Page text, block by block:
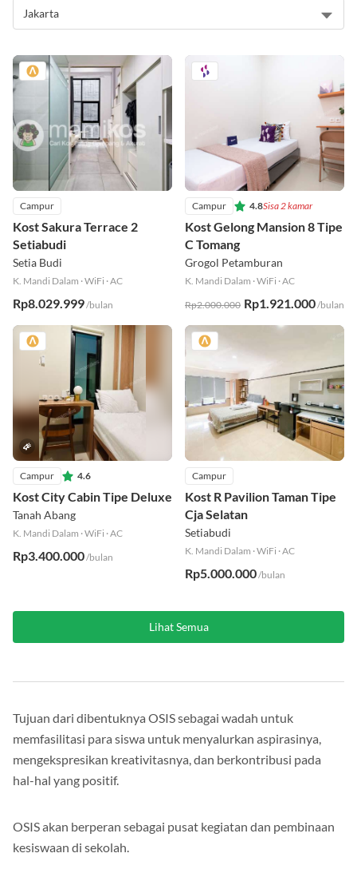
Campur
Kost Sakura Terrace 2
Setiabudi
Setia Budi
K. Mandi Dalam ·WiFi ·AC
Rp8.029.999/bulan
Campur 4.8Sisa 2 kamar
Kost Gelong Mansion 8 Tipe
C Tomang
Grogol Petamburan
K. Mandi Dalam ·WiFi ·AC
Rp2.000.000 Rp1.921.000/bulan
Campur 4.6
Kost City Cabin Tipe Deluxe
Tanah Abang
K. Mandi Dalam ·WiFi ·AC
Rp3.400.000/bulan
Campur
Kost R Pavilion Taman Tipe
Cja Selatan
Setiabudi
K. Mandi Dalam ·WiFi ·AC
Rp5.000.000/bulan
Lihat Semua
Tujuan dari dibentuknya OSIS sebagai wadah untuk
memfasilitasi para siswa untuk menyalurkan aspirasinya,
mengekspresikan kreativitasnya, dan berkontribusi pada
hal-hal yang positif.
OSIS akan berperan sebagai pusat kegiatan dan pembinaan
kesiswaan di sekolah.